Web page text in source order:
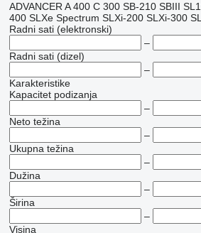
ADVANCER A 400 C 300 SB-210 SBIII
400 SLXe Spectrum SLXi-200 SLXi-300
Radni sati (elektronski)
–
Radni sati (dizel)
–
Karakteristike
Kapacitet podizanja
–
Neto težina
–
Ukupna težina
–
Dužina
–
Širina
–
Visina